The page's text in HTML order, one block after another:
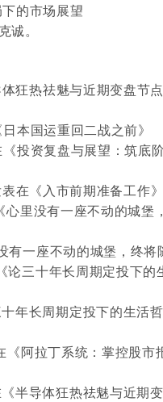
的市场展望
诚。
狂热祛魅与近期变盘节
日本国运重回二战之前》
投资复盘与展望：筑底
在《入市前期准备工作》
心里没有一座不动的城堡
有一座不动的城堡，终将
论三十年长周期定投下的
年长周期定投下的生活
《阿拉丁系统：掌控股市
半导体狂热祛魅与近期